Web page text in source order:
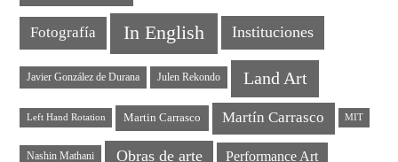
Fotografía In English Instituciones
Javier González de Durana Julen Rekondo Land Art
Left Hand Rotation Martin Carrasco Martín Carrasco MIT
Nashin Mathani Obras de arte Performance Art